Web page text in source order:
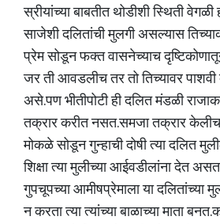
स्रीयांच्या बाबतीत थोडीशी स्थिती
साजेशी दलितांची मुलगी असल्यास
प्रेम सोडून फक्त वासनेच्याच
जर ती आवडलीच तर तो तिच्यावर
असे.पण भीतीपोटी ही दलित मंडळी
तक्रार करीत नसत.समजा तक्रार केलीच
मोकळे सोडून गुन्हाची दोषी त्या दलित
शिक्षा त्या मुलीच्या आईवडीलांना देत
गुपचूपच्या आमीषप्रेमाला या
न करता त्या त्यांच्या बाळाच्या माता